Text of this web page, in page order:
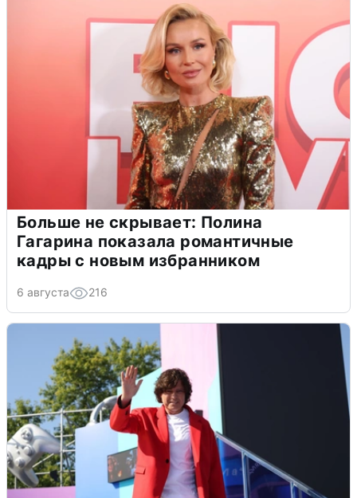
Больше не скрывает: Полина
Гагарина показала романтичные
кадры с новым избранником
6 августа 216